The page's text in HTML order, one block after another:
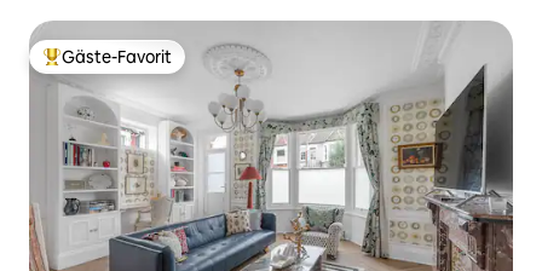
Beliebter Gäste-Favorit.
Gäste-Favorit